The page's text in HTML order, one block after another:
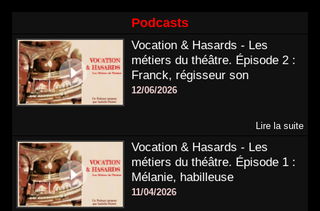
Podcasts
Vocation & Hasards - Les
métiers du théâtre. Épisode 2 :
Franck, régisseur son
12/06/2026
Lire la suite
Vocation & Hasards - Les
métiers du théâtre. Épisode 1 :
Mélanie, habilleuse
11/04/2026